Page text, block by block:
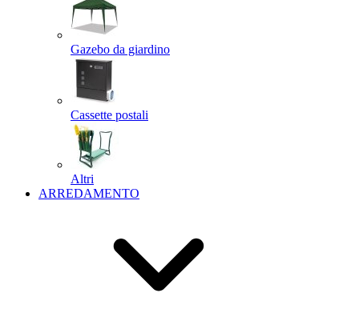
Gazebo da giardino
Cassette postali
Altri
ARREDAMENTO